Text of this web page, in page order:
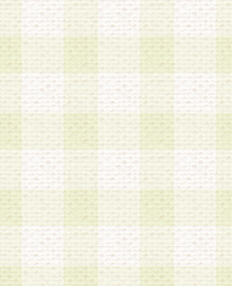
は運営
、景品、調査サンプル品
ル等の問い合わせなどへ
る業務
別することのできる情報
く第三者に開示すること
いて第三者に開示または
意を得るものとします。